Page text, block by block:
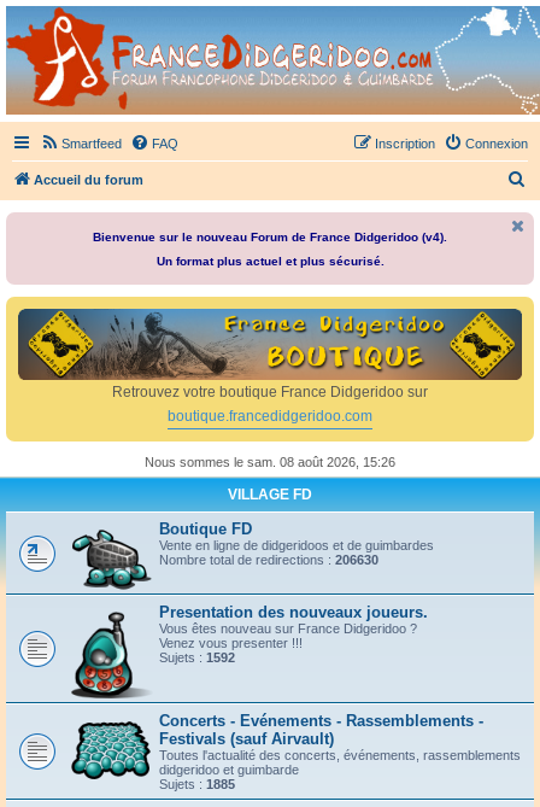
France Didgeridoo
Didgeridoo et Guimbarde sur France Didgeridoo - retrouvez la communauté.
Smartfeed FAQ Connexion
Inscription
Accueil du forum
e
r
Bienvenue sur le nouveau Forum de France Didgeridoo (v4).
Un format plus actuel et plus sécurisé.
Retrouvez votre boutique France Didgeridoo sur
boutique.francedidgeridoo.com
Nous sommes le sam. 08 août 2026, 15:26
VILLAGE FD
Boutique FD
Vente en ligne de didgeridoos et de guimbardes
Nombre total de redirections : 206630
Presentation des nouveaux joueurs.
Vous êtes nouveau sur France Didgeridoo ?
Venez vous presenter !!!
Sujets : 1592
Concerts - Evénements - Rassemblements -
Festivals (sauf Airvault)
Toutes l'actualité des concerts, événements, rassemblements
didgeridoo et guimbarde
Sujets : 1885